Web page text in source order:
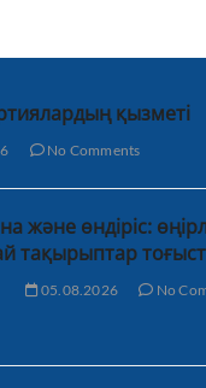
қызметі
No Comments
және өндіріс:
тақырыптар
05.08.2026 No